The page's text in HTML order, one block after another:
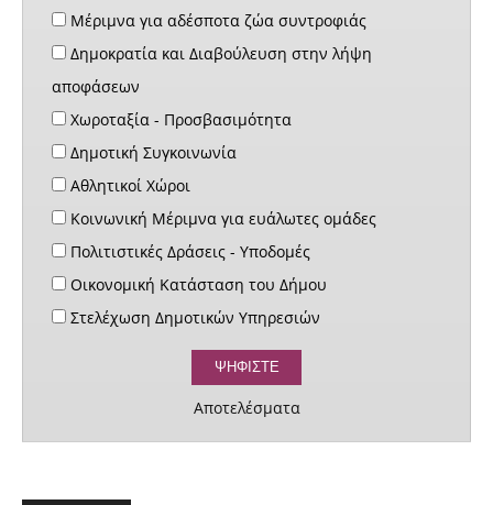
Μέριμνα για αδέσποτα ζώα συντροφιάς
Δημοκρατία και Διαβούλευση στην λήψη
αποφάσεων
Χωροταξία - Προσβασιμότητα
Δημοτική Συγκοινωνία
Αθλητικοί Χώροι
Κοινωνική Μέριμνα για ευάλωτες ομάδες
Πολιτιστικές Δράσεις - Υποδομές
Οικονομική Κατάσταση του Δήμου
Στελέχωση Δημοτικών Υπηρεσιών
Αποτελέσματα